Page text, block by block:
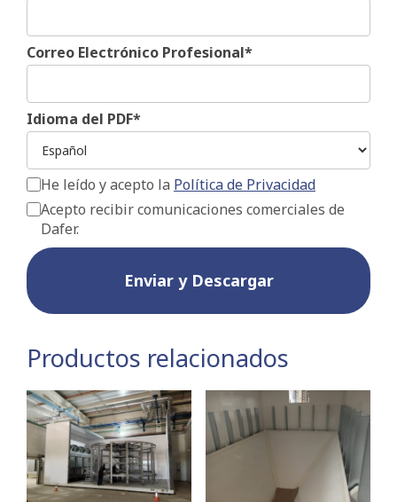
Correo Electrónico Profesional*
Idioma del PDF*
He leído y acepto la Política de Privacidad
Acepto recibir comunicaciones comerciales de
Dafer.
Enviar y Descargar
Productos relacionados